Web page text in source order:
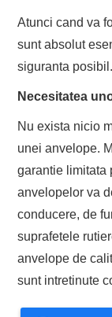
Atunci cand va
sunt absolut
siguranta posibil.
Necesitatea
Nu exista nicio
unei anvelope.
garantie limitata
anvelopelor va
conducere, de
suprafetele
anvelope de
sunt intretinute